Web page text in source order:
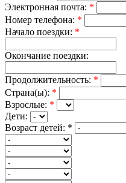
Электронная почта: *
Номер телефона: *
Начало поездки: *
Окончание поездки:
Продолжительность: *
Страна(ы): *
Взрослые: *
Дети:
Возраст детей: *